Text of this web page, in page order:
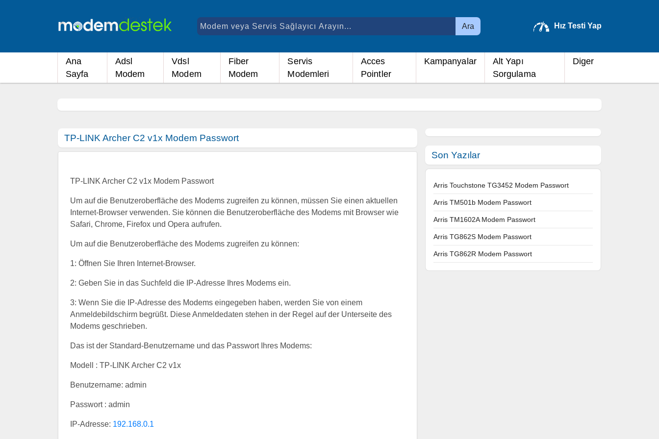
Ara Hız Testi Yap
Ana
Sayfa
Adsl
Modem
Vdsl
Modem
Fiber
Modem
Servis
Modemleri
Acces
Pointler
Kampanyalar
Alt Yapı
Sorgulama
Diger
TP-LINK Archer C2 v1x Modem Passwort
TP-LINK Archer C2 v1x Modem Passwort
Um auf die Benutzeroberfläche des Modems zugreifen zu können, müssen Sie einen aktuellen
Internet-Browser verwenden. Sie können die Benutzeroberfläche des Modems mit Browser wie
Safari, Chrome, Firefox und Opera aufrufen.
Um auf die Benutzeroberfläche des Modems zugreifen zu können:
1: Öffnen Sie Ihren Internet-Browser.
2: Geben Sie in das Suchfeld die IP-Adresse Ihres Modems ein.
3: Wenn Sie die IP-Adresse des Modems eingegeben haben, werden Sie von einem
Anmeldebildschirm begrüßt. Diese Anmeldedaten stehen in der Regel auf der Unterseite des
Modems geschrieben.
Das ist der Standard-Benutzername und das Passwort Ihres Modems:
Modell : TP-LINK Archer C2 v1x
Benutzername: admin
Passwort : admin
IP-Adresse: 192.168.0.1
Son Yazılar
Arris Touchstone TG3452 Modem Passwort
Arris TM501b Modem Passwort
Arris TM1602A Modem Passwort
Arris TG862S Modem Passwort
Arris TG862R Modem Passwort